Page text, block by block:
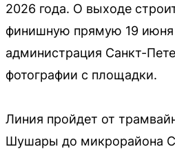
2026 года. О выходе
финишную прямую 19
администрация Санкт-
фотографии с площадки.
Линия пройдет от
Шушары до микрорайона